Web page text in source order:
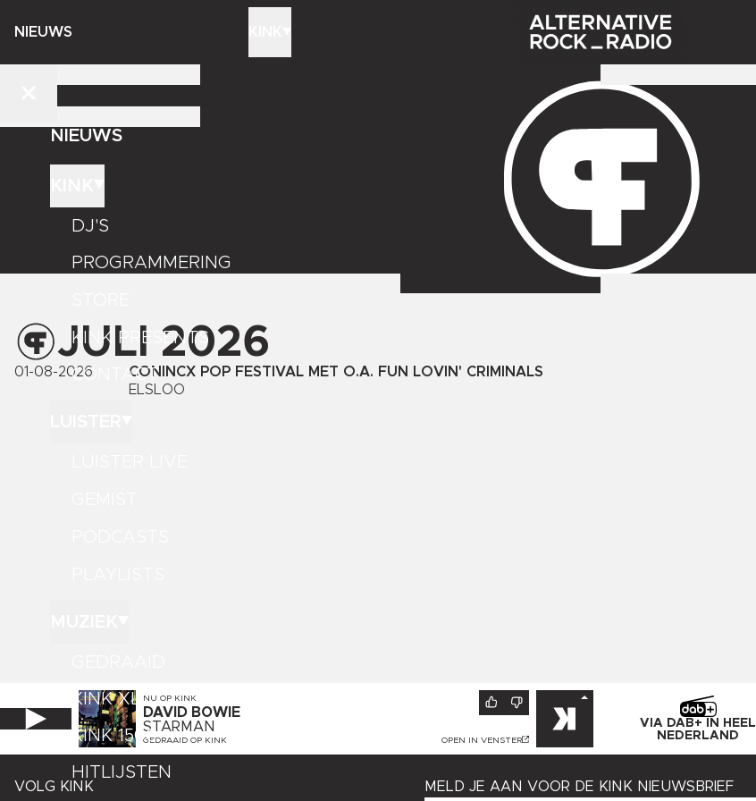
NIEUWS
NIEUWS
DJ'S
PROGRAMMERING
KINK PRESENTS
CONTACT
KINK XL
KINK 1500
HITLIJSTEN
JULI 2026
01-08-2026
CONINCX POP FESTIVAL MET O.A. FUN LOVIN' CRIMINALS
ELSLOO
NU OP KINK
DAVID BOWIE
STARMAN
GEDRAAID OP KINK OPEN IN VENSTER
VIA DAB+ IN HEEL
NEDERLAND
VOLG KINK MELD JE AAN VOOR DE KINK NIEUWSBRIEF